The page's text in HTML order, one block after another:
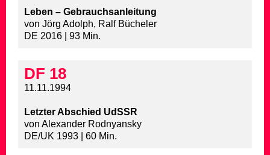
Leben – Gebrauchsanleitung
von Jörg Adolph, Ralf Bücheler
DE 2016 | 93 Min.
DF 18
11.11.1994
Letzter Abschied UdSSR
von Alexander Rodnyansky
DE/UK 1993 | 60 Min.